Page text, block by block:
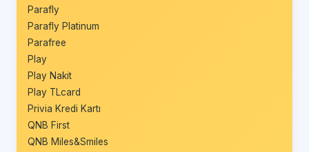
Parafly
Parafly Platinum
Parafree
Play
Play Nakit
Play TLcard
Privia Kredi Kartı
QNB First
QNB Miles&Smiles